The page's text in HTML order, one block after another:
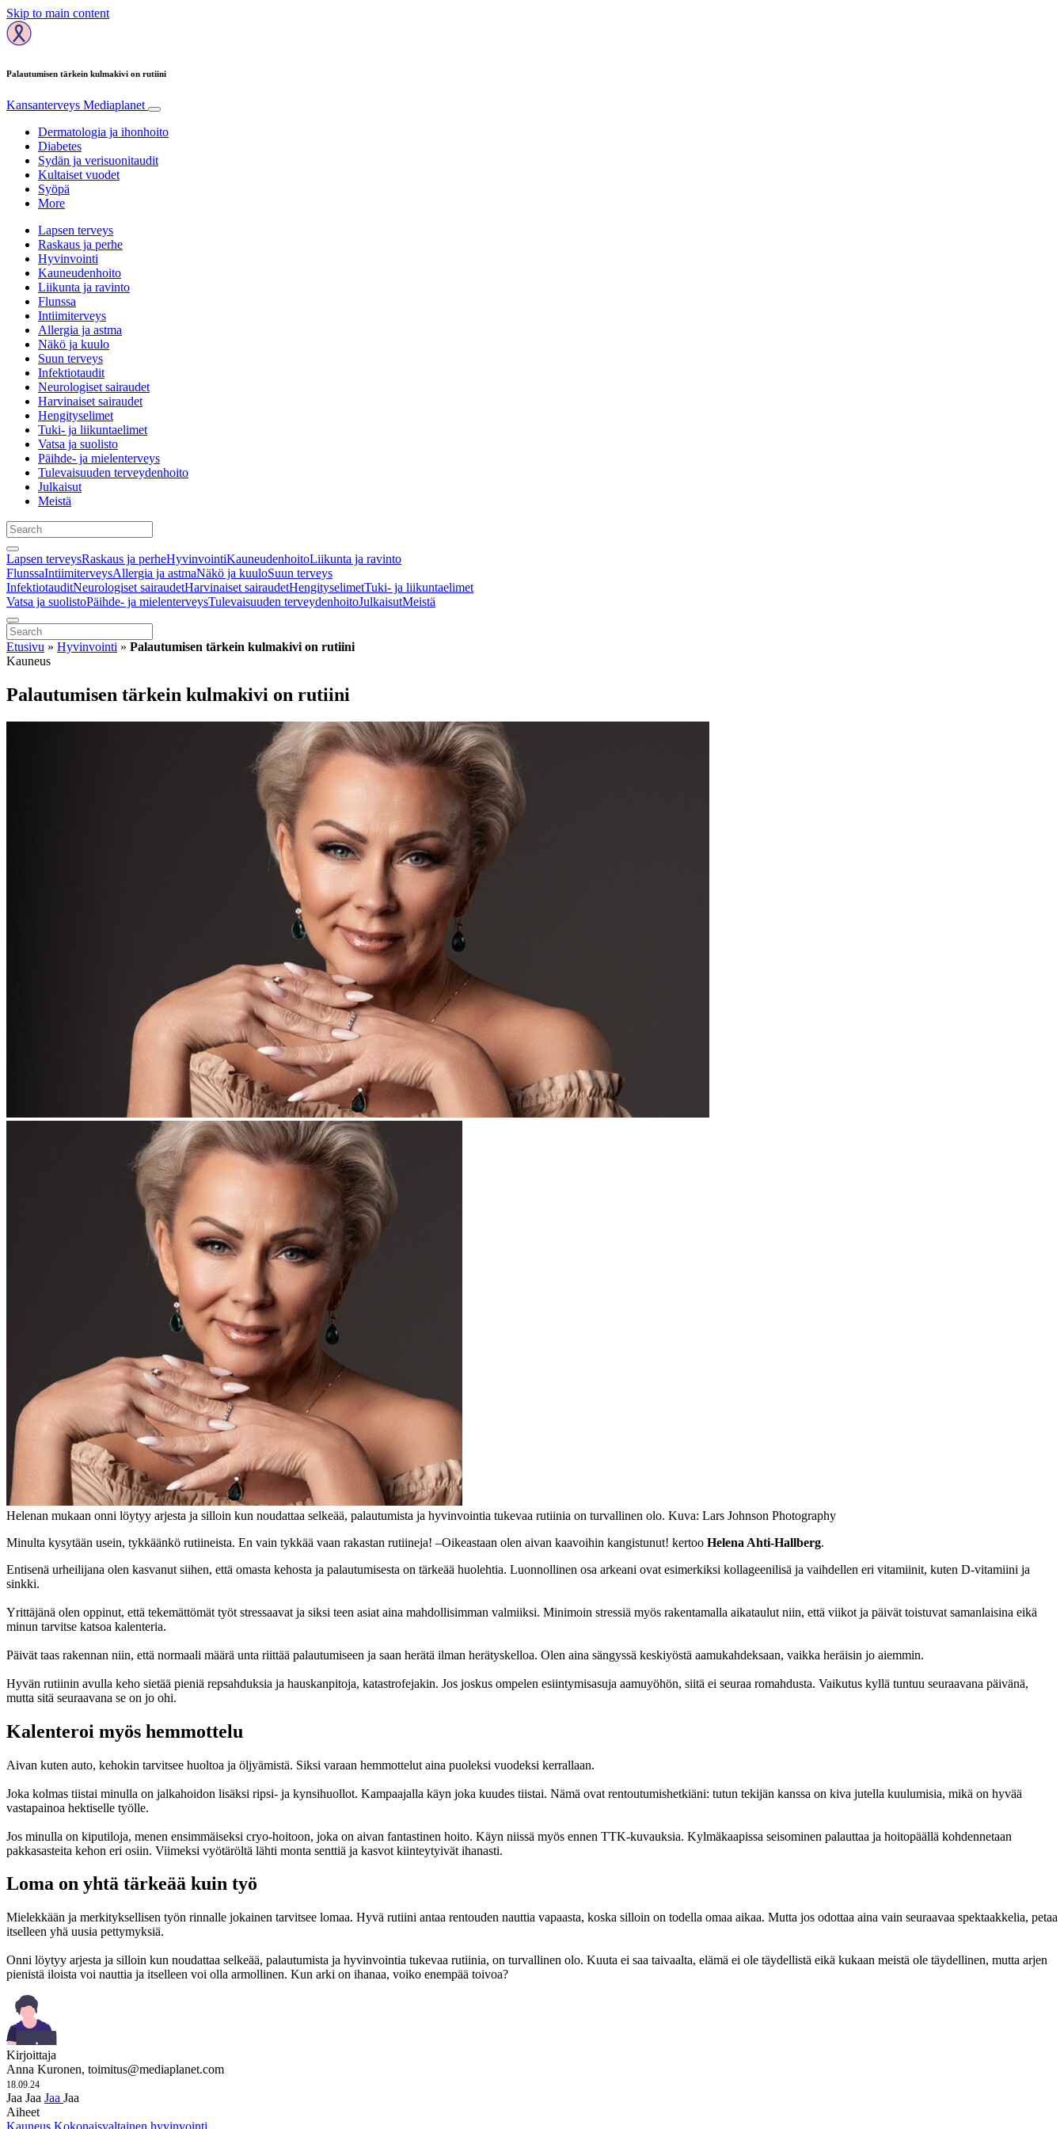
Skip to main content
Palautumisen tärkein kulmakivi on rutiini
Kansanterveys Mediaplanet
Dermatologia ja ihonhoito
Diabetes
Sydän ja verisuonitaudit
Kultaiset vuodet
Syöpä
More
Lapsen terveys
Raskaus ja perhe
Hyvinvointi
Kauneudenhoito
Liikunta ja ravinto
Flunssa
Intiimiterveys
Allergia ja astma
Näkö ja kuulo
Suun terveys
Infektiotaudit
Neurologiset sairaudet
Harvinaiset sairaudet
Hengityselimet
Tuki- ja liikuntaelimet
Vatsa ja suolisto
Päihde- ja mielenterveys
Tulevaisuuden terveydenhoito
Julkaisut
Meistä
Lapsen terveysRaskaus ja perheHyvinvointiKauneudenhoitoLiikunta ja ravinto
FlunssaIntiimiterveysAllergia ja astmaNäkö ja kuuloSuun terveys
InfektiotauditNeurologiset sairaudetHarvinaiset sairaudetHengityselimetTuki- ja liikuntaelimet
Vatsa ja suolistoPäihde- ja mielenterveysTulevaisuuden terveydenhoitoJulkaisutMeistä
Etusivu » Hyvinvointi » Palautumisen tärkein kulmakivi on rutiini
Kauneus
Palautumisen tärkein kulmakivi on rutiini
Helenan mukaan onni löytyy arjesta ja silloin kun noudattaa selkeää, palautumista ja hyvinvointia tukevaa rutiinia on turvallinen olo. Kuva: Lars Johnson Photography
Minulta kysytään usein, tykkäänkö rutiineista. En vain tykkää vaan rakastan rutiineja! –Oikeastaan olen aivan kaavoihin kangistunut! kertoo Helena Ahti-Hallberg.
Entisenä urheilijana olen kasvanut siihen, että omasta kehosta ja palautumisesta on tärkeää huolehtia. Luonnollinen osa arkeani ovat esimerkiksi kollageenilisä ja vaihdellen eri vitamiinit, kuten D-vitamiini ja
sinkki.
Yrittäjänä olen oppinut, että tekemättömät työt stressaavat ja siksi teen asiat aina mahdollisimman valmiiksi. Minimoin stressiä myös rakentamalla aikataulut niin, että viikot ja päivät toistuvat samanlaisina eikä
minun tarvitse katsoa kalenteria.
Päivät taas rakennan niin, että normaali määrä unta riittää palautumiseen ja saan herätä ilman herätyskelloa. Olen aina sängyssä keskiyöstä aamukahdeksaan, vaikka heräisin jo aiemmin.
Hyvän rutiinin avulla keho sietää pieniä repsahduksia ja hauskanpitoja, katastrofejakin. Jos joskus ompelen esiintymisasuja aamuyöhön, siitä ei seuraa romahdusta. Vaikutus kyllä tuntuu seuraavana päivänä,
mutta sitä seuraavana se on jo ohi.
Kalenteroi myös hemmottelu
Aivan kuten auto, kehokin tarvitsee huoltoa ja öljyämistä. Siksi varaan hemmottelut aina puoleksi vuodeksi kerrallaan.
Joka kolmas tiistai minulla on jalkahoidon lisäksi ripsi- ja kynsihuollot. Kampaajalla käyn joka kuudes tiistai. Nämä ovat rentoutumishetkiäni: tutun tekijän kanssa on kiva jutella kuulumisia, mikä on hyvää
vastapainoa hektiselle työlle.
Jos minulla on kiputiloja, menen ensimmäiseksi cryo-hoitoon, joka on aivan fantastinen hoito. Käyn niissä myös ennen TTK-kuvauksia. Kylmäkaapissa seisominen palauttaa ja hoitopäällä kohdennetaan
pakkasasteita kehon eri osiin. Viimeksi vyötäröltä lähti monta senttiä ja kasvot kiinteytyivät ihanasti.
Loma on yhtä tärkeää kuin työ
Mielekkään ja merkityksellisen työn rinnalle jokainen tarvitsee lomaa. Hyvä rutiini antaa rentouden nauttia vapaasta, koska silloin on todella omaa aikaa. Mutta jos odottaa aina vain seuraavaa spektaakkelia, petaa
itselleen yhä uusia pettymyksiä.
Onni löytyy arjesta ja silloin kun noudattaa selkeää, palautumista ja hyvinvointia tukevaa rutiinia, on turvallinen olo. Kuuta ei saa taivaalta, elämä ei ole täydellistä eikä kukaan meistä ole täydellinen, mutta arjen
pienistä iloista voi nauttia ja itselleen voi olla armollinen. Kun arki on ihanaa, voiko enempää toivoa?
Kirjoittaja
Anna Kuronen, toimitus@mediaplanet.com
18.09.24
Jaa Jaa Jaa Jaa
Aiheet